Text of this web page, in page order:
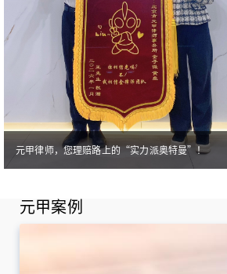
元甲律师，您理赔路上的“实力派奥特曼”！
元甲案例